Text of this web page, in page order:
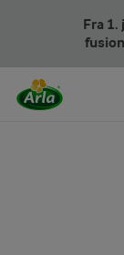
Fra 1.